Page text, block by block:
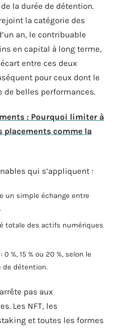
la durée de détention.
la catégorie des
an, le contribuable
en capital à long terme,
entre ces deux
pour ceux dont le
belles performances.
: Pourquoi limiter à
placements comme la
qui s’appliquent :
un simple échange entre
totale des actifs numériques
%, 15 % ou 20 %, selon le
de détention.
pas aux
Les NFT, les
et toutes les formes